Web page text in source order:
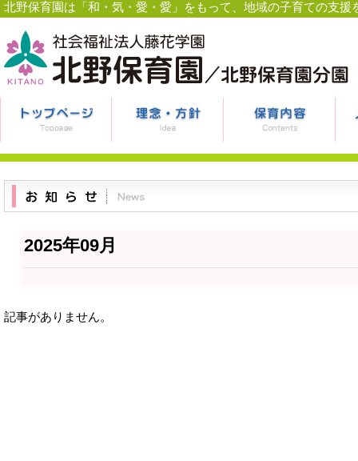
北野保育園は「和・気・愛・愛」をもって、地域の子育ての支援
2025年09月
記事がありません。